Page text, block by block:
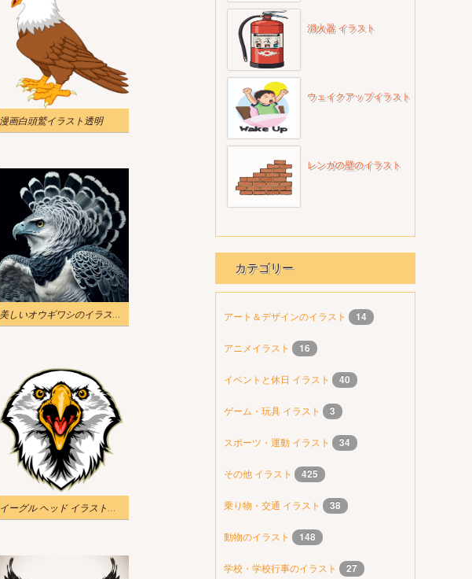
漫画白頭鷲イラスト透明
美しいオウギワシのイラスト 2
イーグル ヘッド イラスト透明
消火器 イラスト
ウェイクアップイラスト
レンガの壁のイラスト
カテゴリー
アート＆デザインのイラスト 14
アニメイラスト 16
イベントと休日 イラスト 40
ゲーム・玩具 イラスト 3
スポーツ・運動 イラスト 34
その他 イラスト 425
乗り物・交通 イラスト 38
動物のイラスト 148
学校・学校行事のイラスト 27